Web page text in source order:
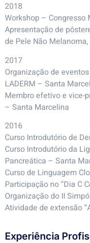
2018
Workshop –
Apresentação de
de Pele Não
2017
Organização de
LADERM – Santa
Membro efetivo e vice-
– Santa Marcelina
2016
Curso Introdutório de
Curso Introdutório da
Pancreática – Santa
Curso de Linguagem
Participação no “Dia C
Organização do II
Atividade de extensão
Experiência